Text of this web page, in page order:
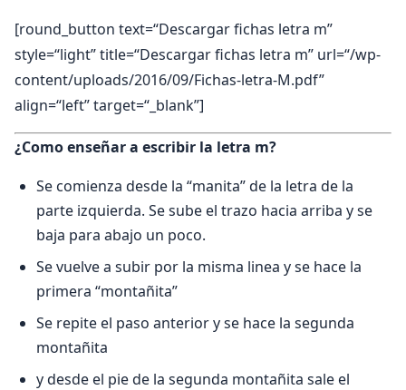
[round_button text=“Descargar fichas letra m”
style=“light” title=“Descargar fichas letra m” url=“/wp-
content/uploads/2016/09/Fichas-letra-M.pdf”
align=“left” target=“_blank”]
¿Como enseñar a escribir la letra m?
Se comienza desde la “manita” de la letra de la
parte izquierda. Se sube el trazo hacia arriba y se
baja para abajo un poco.
Se vuelve a subir por la misma linea y se hace la
primera “montañita”
Se repite el paso anterior y se hace la segunda
montañita
y desde el pie de la segunda montañita sale el